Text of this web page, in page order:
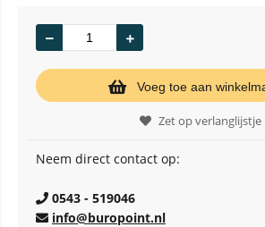
Voeg toe aan
Zet op verlanglijstje
Neem direct contact op:
0543 - 519046
info@buropoint.nl